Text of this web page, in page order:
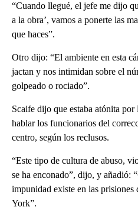
“Cuando llegué, el jefe me dijo
a la obra’, vamos a ponerte las
que haces”.
Otro dijo: “El ambiente en esta
jactan y nos intimidan sobre el
golpeado o rociado”.
Scaife dijo que estaba atónita
hablar los funcionarios del
centro, según los reclusos.
“Este tipo de cultura de abuso,
se ha enconado”, dijo, y añadió:
impunidad existe en las prisiones
York”.